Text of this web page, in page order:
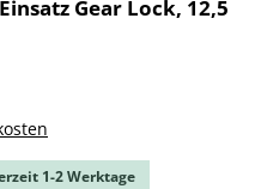
Gear Lock, 12,5
1-2 Werktage